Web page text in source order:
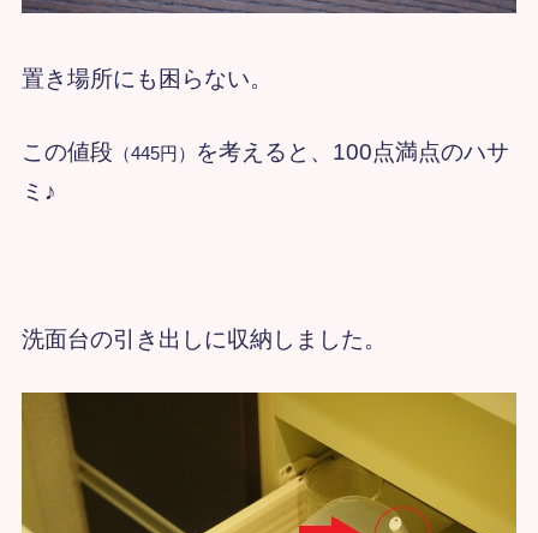
置き場所にも困らない。
この値段（445円）
を考えると、100点満点のハサ
ミ♪
洗面台の引き出しに収納しました。